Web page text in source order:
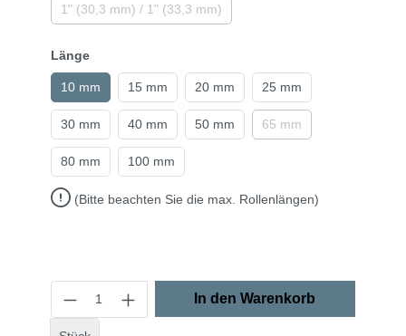
1" (30,3 mm) / 1" (33,3 mm)
Länge
10 mm 15 mm 20 mm 25 mm
30 mm 40 mm 50 mm 65 mm
80 mm 100 mm
(Bitte beachten Sie die max. Rollenlängen)
In den Warenkorb